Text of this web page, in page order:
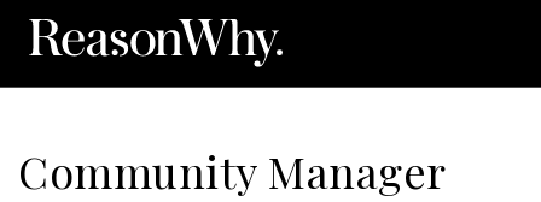
Community Manager